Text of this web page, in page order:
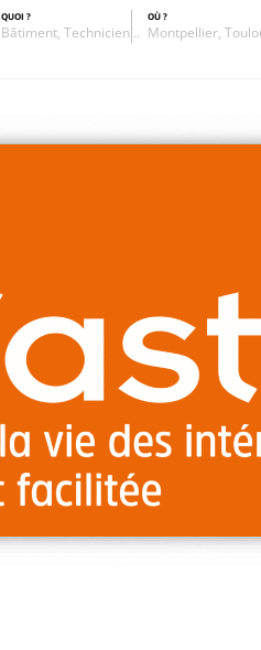
QUOI ?
Bâtiment, Technicien…
OÙ ?
Montpellier,